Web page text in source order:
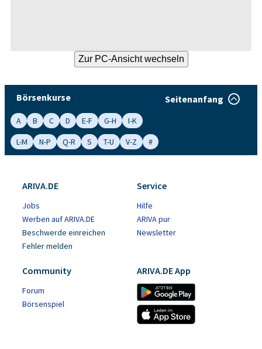
Börsenkurse Seitenanfang
A B C D E-F G-H
I-K
L-M
N-P Q-R S T-U V-Z #
ARIVA.DE
Jobs
Werben auf ARIVA.DE
Beschwerde einreichen
Fehler melden
Service
Hilfe
ARIVA pur
Newsletter
Community
Forum
Börsenspiel
ARIVA.DE App